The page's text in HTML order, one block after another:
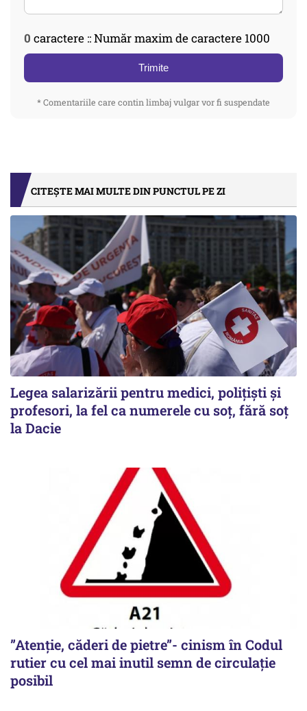
0 caractere :: Număr maxim de caractere 1000
Trimite
* Comentariile care contin limbaj vulgar vor fi suspendate
CITEȘTE MAI MULTE DIN PUNCTUL PE ZI
Legea salarizării pentru medici, polițiști și
profesori, la fel ca numerele cu soț, fără soț
la Dacie
”Atenție, căderi de pietre”- cinism în Codul
rutier cu cel mai inutil semn de circulație
posibil